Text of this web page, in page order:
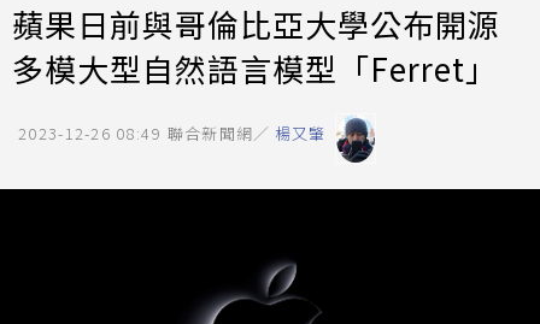
蘋果日前與哥倫比亞大學公布開源
多模大型自然語言模型「Ferret」
2023-12-26 08:49 聯合新聞網／ 楊又肇